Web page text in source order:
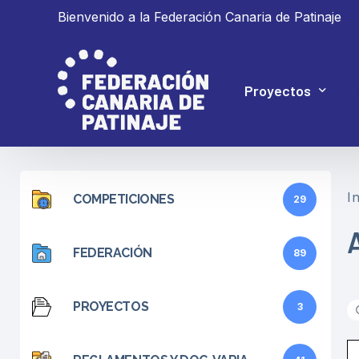
Bienvenido a la Federación Canaria de Patinaje
Proyectos
Proyecto 4P
COMPETICIONES 29
FEDERACIÓN 89
PROYECTOS 3